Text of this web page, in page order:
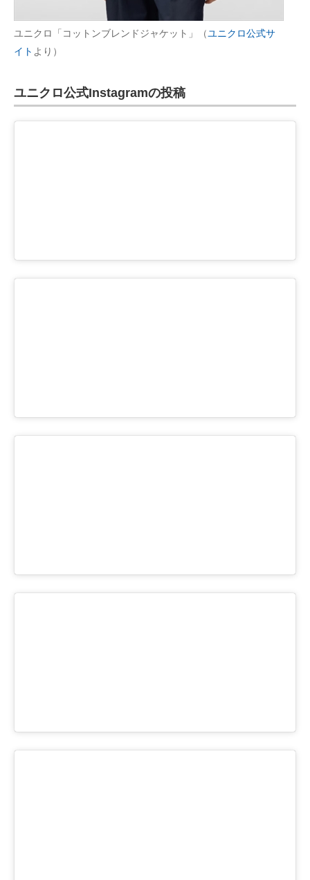
ユニクロ「コットンブレンドジャケット」（ユニクロ公式サ
イト より）
ユニクロ公式Instagramの投稿